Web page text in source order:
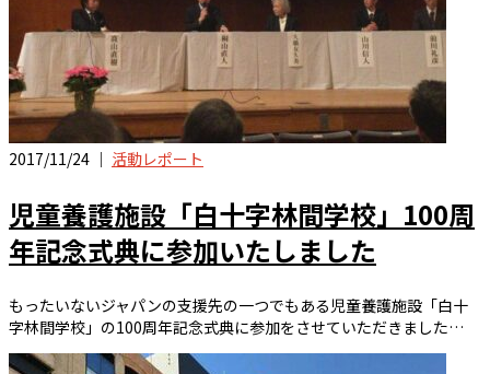
2017/11/24 ｜ 活動レポート
児童養護施設「白十字林間学校」100周
年記念式典に参加いたしました
もったいないジャパンの支援先の一つでもある児童養護施設「白十
字林間学校」の100周年記念式典に参加をさせていただきました…